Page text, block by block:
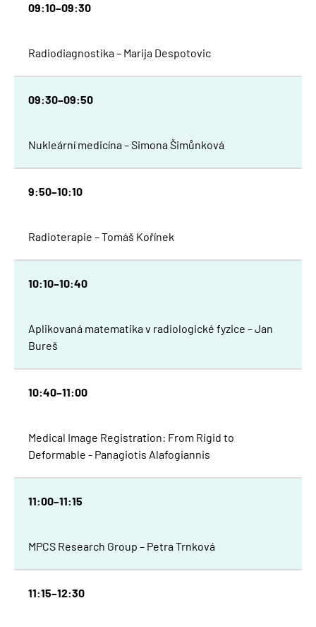
09:10–09:30
Radiodiagnostika – Marija Despotovic
09:30–09:50
Nukleární medicína – Simona Šimůnková
9:50–10:10
Radioterapie – Tomáš Kořínek
10:10–10:40
Aplikovaná matematika v radiologické fyzice – Jan
Bureš
10:40–11:00
Medical Image Registration: From Rigid to
Deformable - Panagiotis Alafogiannis
11:00–11:15
MPCS Research Group – Petra Trnková
11:15–12:30